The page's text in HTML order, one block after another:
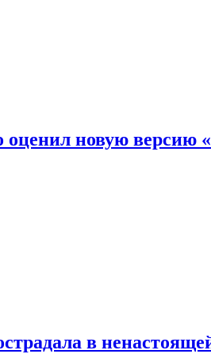
новую версию
в